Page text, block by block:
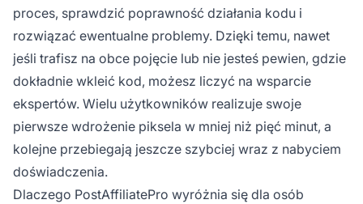
proces, sprawdzić poprawność działania kodu i
rozwiązać ewentualne problemy. Dzięki temu, nawet
jeśli trafisz na obce pojęcie lub nie jesteś pewien, gdzie
dokładnie wkleić kod, możesz liczyć na wsparcie
ekspertów. Wielu użytkowników realizuje swoje
pierwsze wdrożenie piksela w mniej niż pięć minut, a
kolejne przebiegają jeszcze szybciej wraz z nabyciem
doświadczenia.
Dlaczego PostAffiliatePro wyróżnia się dla osób